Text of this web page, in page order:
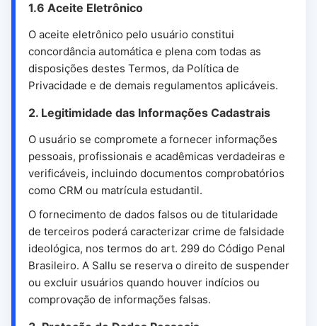
1.6 Aceite Eletrônico
O aceite eletrônico pelo usuário constitui
concordância automática e plena com todas as
disposições destes Termos, da Política de
Privacidade e de demais regulamentos aplicáveis.
2. Legitimidade das Informações Cadastrais
O usuário se compromete a fornecer informações
pessoais, profissionais e acadêmicas verdadeiras e
verificáveis, incluindo documentos comprobatórios
como CRM ou matrícula estudantil.
O fornecimento de dados falsos ou de titularidade
de terceiros poderá caracterizar crime de falsidade
ideológica, nos termos do art. 299 do Código Penal
Brasileiro. A Sallu se reserva o direito de suspender
ou excluir usuários quando houver indícios ou
comprovação de informações falsas.